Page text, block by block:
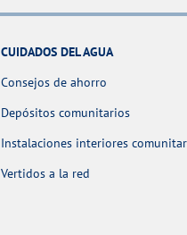
CUIDADOS DEL AGUA
Consejos de ahorro
Depósitos comunitarios
Instalaciones interiores
Vertidos a la red